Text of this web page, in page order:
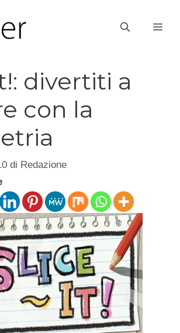
divertiti a
con la
di Redazione